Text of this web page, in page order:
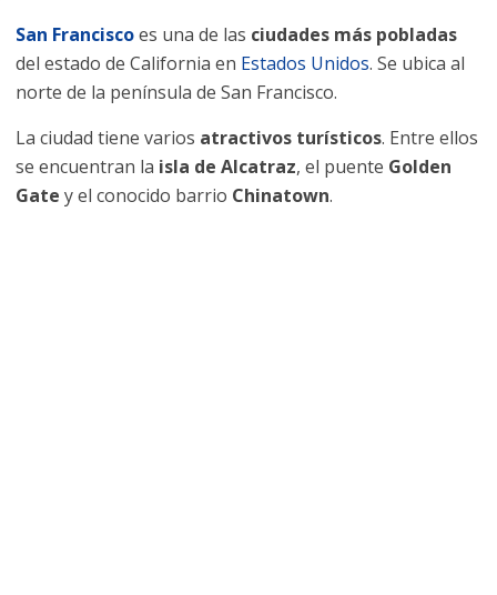
San Franciscoes una de las ciudades más pobladas
del estado de California en Estados Unidos. Se ubica al
norte de la península de San Francisco.
La ciudad tiene varios atractivos turísticos. Entre ellos
se encuentran la isla de Alcatraz, el puente Golden
Gate y el conocido barrio Chinatown.